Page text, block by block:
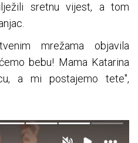
sretnu vijest, a tom
mrežama objavila
bebu! Mama Katarina
a mi postajemo tete",